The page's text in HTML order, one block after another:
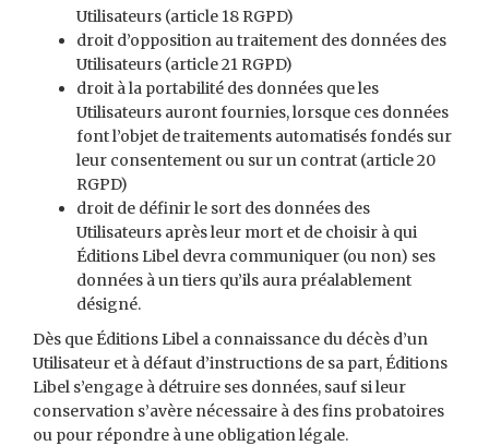
Utilisateurs (article 18 RGPD)
droit d’opposition au traitement des données des
Utilisateurs (article 21 RGPD)
droit à la portabilité des données que les
Utilisateurs auront fournies, lorsque ces données
font l’objet de traitements automatisés fondés sur
leur consentement ou sur un contrat (article 20
RGPD)
droit de définir le sort des données des
Utilisateurs après leur mort et de choisir à qui
Éditions Libel devra communiquer (ou non) ses
données à un tiers qu’ils aura préalablement
désigné.
Dès que Éditions Libel a connaissance du décès d’un
Utilisateur et à défaut d’instructions de sa part, Éditions
Libel s’engage à détruire ses données, sauf si leur
conservation s’avère nécessaire à des fins probatoires
ou pour répondre à une obligation légale.